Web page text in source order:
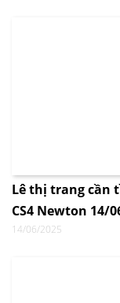
Lê thị trang cần
CS4 Newton 14/
14/06/2025